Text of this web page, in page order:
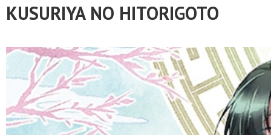
KUSURIYA NO HITORIGOTO